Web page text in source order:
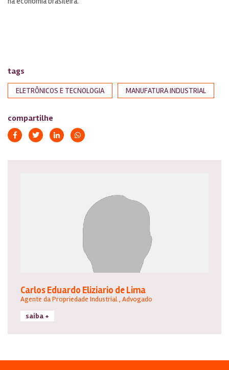
tags
ELETRÔNICOS E TECNOLOGIA MANUFATURA INDUSTRIAL
compartilhe
Carlos Eduardo Eliziario de Lima
Agente da Propriedade Industrial , Advogado
saiba +